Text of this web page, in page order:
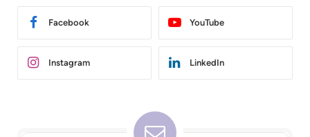
Facebook YouTube
Instagram LinkedIn